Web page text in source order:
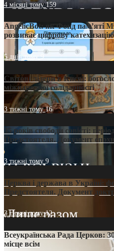
4 місяці тому159
AngelicBot: як Фонд пам’яті
розвиває цифрову катехизацію
5 днів тому9
Світові лідери в Києві:
міжнародної солідарності
3 тижні тому16
35 років свободи совісті:
Предстоятеля. Документ епохи
3 тижні тому 9
Церква і держава в Україні:
Предстоятеля. Документ
3 тижні тому12
Всеукраїнська Рада Церков:
місце всім